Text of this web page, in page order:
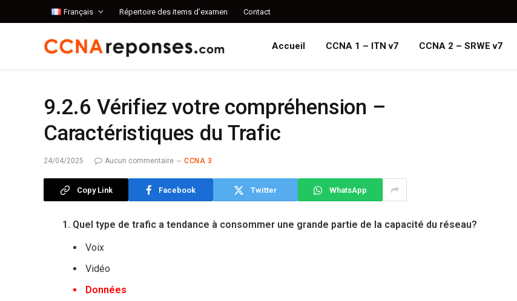
Français Répertoire des items d’examen Contact
Accueil CCNA 1 – ITN v7 CCNA 2 – SRWE v7
9.2.6 Vérifiez votre compréhension –
Caractéristiques du Trafic
24/04/2025 Aucun commentaire CCNA 3
Copy Link Facebook Twitter WhatsApp
1. Quel type de trafic a tendance à consommer une grande partie de la capacité du réseau?
Voix
Vidéo
Données